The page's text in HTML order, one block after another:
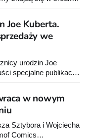
Joe Kuberta.
we
urodzin Joe
specjalne publikacje
dwie trafią do
urodzin.w nowym
Sztybora i Wojciecha
Comics